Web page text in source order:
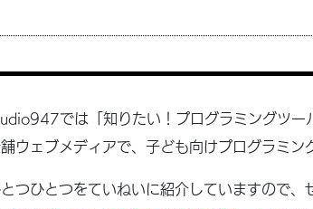
では「知りたい！プログラミングツー
ウェブメディアで、子ども向けプログラミン
つひとつをていねいに紹介していますので、